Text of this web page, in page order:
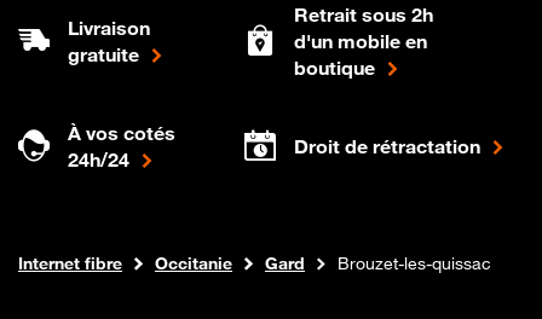
Livraison
gratuite
Retrait sous 2h
d'un mobile en
boutique
À vos cotés
24h/24
Droit de rétractation
Boutique Orange
Internet fibre Occitanie Gard Brouzet-les-quissac